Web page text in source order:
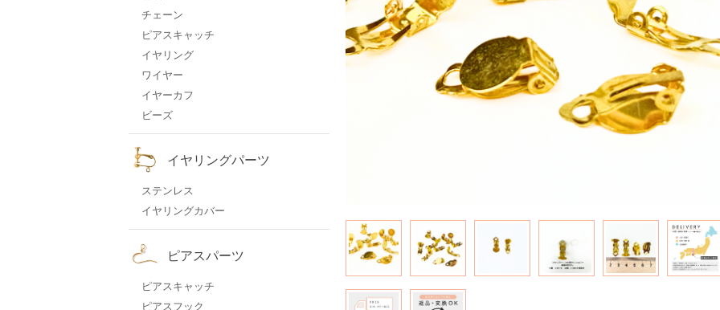
チェーン
ピアスキャッチ
イヤリング
ワイヤー
イヤーカフ
ビーズ
イヤリングパーツ
ステンレス
イヤリングカバー
ピアスパーツ
ピアスキャッチ
ピアスフック